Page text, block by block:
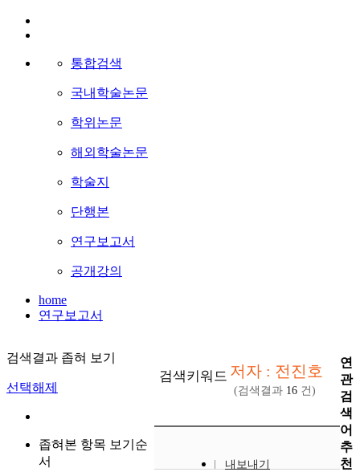
통합검색
국내학술논문
학위논문
해외학술논문
학술지
단행본
연구보고서
공개강의
home
연구보고서
검색결과 좁혀 보기
선택해제
좁혀본 항목 보기순
서
검색키워드 저자 : 전진호
(검색결과 16 건)
내보내기
연
관
검
색
어
추
천